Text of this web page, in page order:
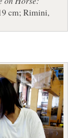
cm; Rimini,